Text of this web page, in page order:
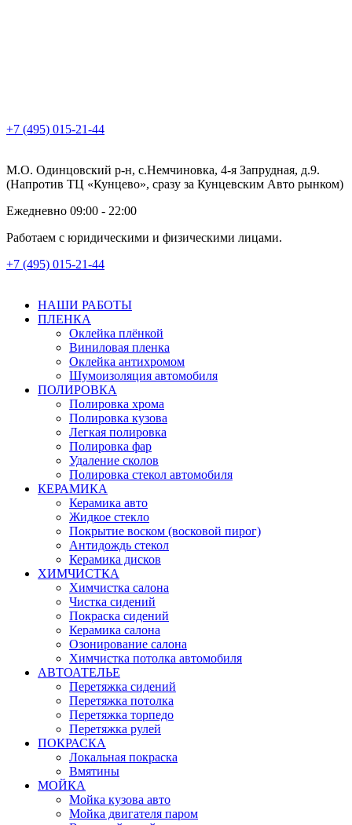
+7 (495) 015-21-44
М.О. Одинцовский р-н, с.Немчиновка, 4-я Запрудная, д.9.
(Напротив ТЦ «Кунцево», сразу за Кунцевским Авто рынком)
Ежедневно 09:00 - 22:00
Работаем с юридическими и физическими лицами.
+7 (495) 015-21-44
НАШИ РАБОТЫ
ПЛЕНКА
Оклейка плёнкой
Виниловая пленка
Оклейка антихромом
Шумоизоляция автомобиля
ПОЛИРОВКА
Полировка хрома
Полировка кузова
Легкая полировка
Полировка фар
Удаление сколов
Полировка стекол автомобиля
КЕРАМИКА
Керамика авто
Жидкое стекло
Покрытие воском (восковой пирог)
Антидождь стекол
Керамика дисков
ХИМЧИСТКА
Химчистка салона
Чистка сидений
Покраска сидений
Керамика салона
Озонирование салона
Химчистка потолка автомобиля
АВТОАТЕЛЬЕ
Перетяжка сидений
Перетяжка потолка
Перетяжка торпедо
Перетяжка рулей
ПОКРАСКА
Локальная покраска
Вмятины
МОЙКА
Мойка кузова авто
Мойка двигателя паром